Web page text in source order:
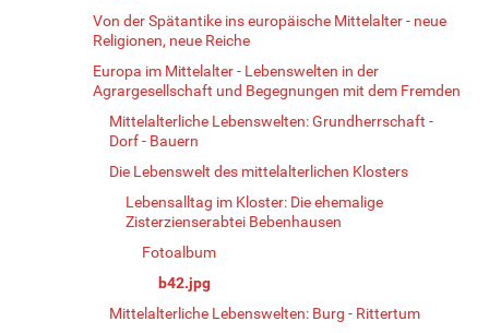
Von der Spätantike ins europäische Mittelalter - neue
Religionen, neue Reiche
Europa im Mittelalter - Lebenswelten in der
Agrargesellschaft und Begegnungen mit dem Fremden
Mittelalterliche Lebenswelten: Grundherrschaft -
Dorf - Bauern
Die Lebenswelt des mittelalterlichen Klosters
Lebensalltag im Kloster: Die ehemalige
Zisterzienserabtei Bebenhausen
Fotoalbum
b42.jpg
Mittelalterliche Lebenswelten: Burg - Rittertum